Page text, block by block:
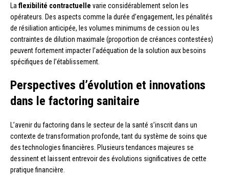
La flexibilité contractuelle varie considérablement selon les
opérateurs. Des aspects comme la durée d’engagement, les pénalités
de résiliation anticipée, les volumes minimums de cession ou les
contraintes de dilution maximale (proportion de créances contestées)
peuvent fortement impacter l’adéquation de la solution aux besoins
spécifiques de l’établissement.
Perspectives d’évolution et innovations
dans le factoring sanitaire
L’avenir du factoring dans le secteur de la santé s’inscrit dans un
contexte de transformation profonde, tant du système de soins que
des technologies financières. Plusieurs tendances majeures se
dessinent et laissent entrevoir des évolutions significatives de cette
pratique financière.